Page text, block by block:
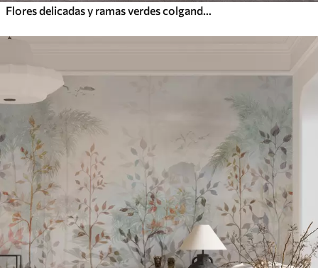
Flores delicadas y ramas verdes colgando hacia abajo